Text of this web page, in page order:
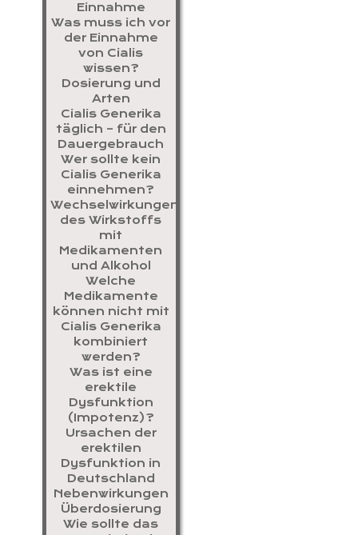
Einnahme
Was muss ich vor
der Einnahme
von Cialis
wissen?
Dosierung und
Arten
Cialis Generika
täglich – für den
Dauergebrauch
Wer sollte kein
Cialis Generika
einnehmen?
Wechselwirkungen
des Wirkstoffs
mit
Medikamenten
und Alkohol
Welche
Medikamente
können nicht mit
Cialis Generika
kombiniert
werden?
Was ist eine
erektile
Dysfunktion
(Impotenz)?
Ursachen der
erektilen
Dysfunktion in
Deutschland
Nebenwirkungen
Überdosierung
Wie sollte das